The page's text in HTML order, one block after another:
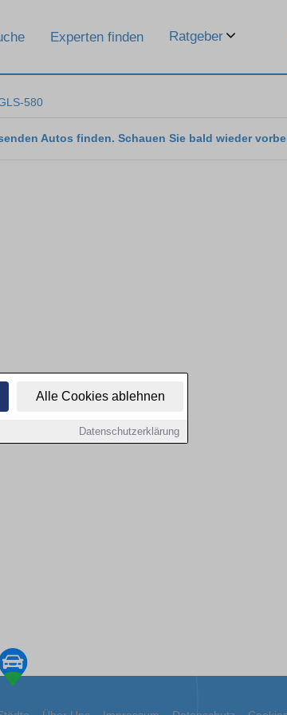
Alle Cookies ablehnen
Datenschutzerklärung
Experten finden Ratgeber
580
Autos finden. Schauen Sie bald wieder